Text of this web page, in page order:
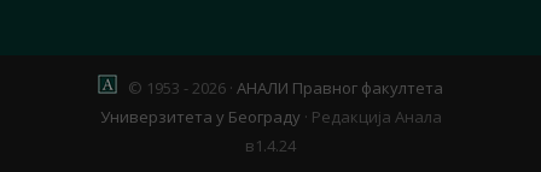
© 1953 - 2026 · АНАЛИ Правног факултета
Универзитета у Београду · Редакција Анала
в1.4.24